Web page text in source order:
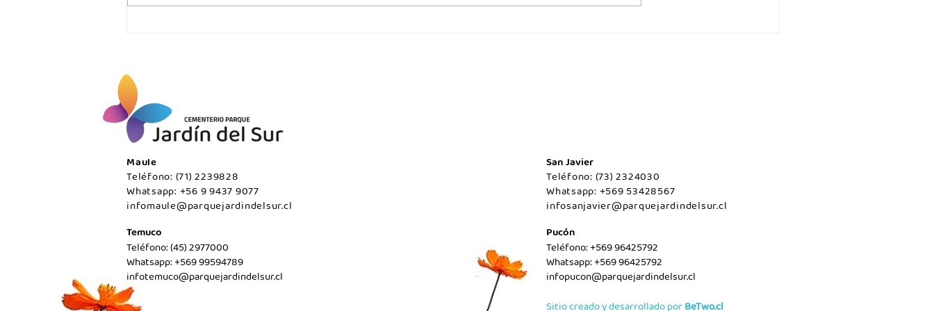
Maule
Teléfono: (71) 2239828
Whatsapp: +56 9 9437 9077
infomaule@parquejardindelsur.cl
Temuco
Teléfono: (45) 2977000
Whatsapp: +569 99594789
infotemuco@parquejardindelsur.cl
San Javier
Teléfono: (73) 2324030
Whatsapp: +569 53428567
infosanjavier@parquejardindelsur.cl
Pucón
Teléfono: +569 96425792
Whatsapp: +569 96425792
infopucon@parquejardindelsur.cl